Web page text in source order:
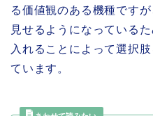
る価値観のある機種です
見せるようになっている
入れることによって選択
ています。